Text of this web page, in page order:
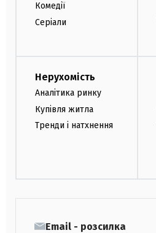
Комедії
Серіали
Нерухомість
Аналітика ринку
Купівля житла
Тренди і натхнення
Email - розсилка